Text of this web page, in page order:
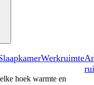
Werkruimte
hoek warmte en